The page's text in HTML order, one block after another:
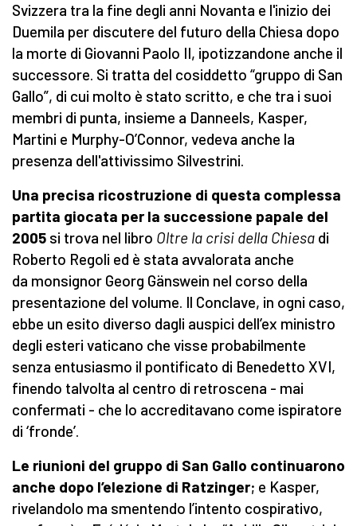
Svizzera tra la fine degli anni Novanta e l'inizio dei
Duemila per discutere del futuro della Chiesa dopo
la morte di Giovanni Paolo II, ipotizzandone anche il
successore. Si tratta del cosiddetto “gruppo di San
Gallo”, di cui molto è stato scritto, e che tra i suoi
membri di punta, insieme a Danneels, Kasper,
Martini e Murphy-O’Connor, vedeva anche la
presenza dell'attivissimo Silvestrini.
Una precisa ricostruzione di questa complessa
partita giocata per la successione papale del
2005 si trova nel libro Oltre la crisi della Chiesa di
Roberto Regoli ed è stata avvalorata anche
da monsignor Georg Gänswein nel corso della
presentazione del volume. Il Conclave, in ogni caso,
ebbe un esito diverso dagli auspici dell’ex ministro
degli esteri vaticano che visse probabilmente
senza entusiasmo il pontificato di Benedetto XVI,
finendo talvolta al centro di retroscena - mai
confermati - che lo accreditavano come ispiratore
di ‘fronde’.
Le riunioni del gruppo di San Gallo continuarono
anche dopo l’elezione di Ratzinger; e Kasper,
rivelandolo ma smentendo l’intento cospirativo,